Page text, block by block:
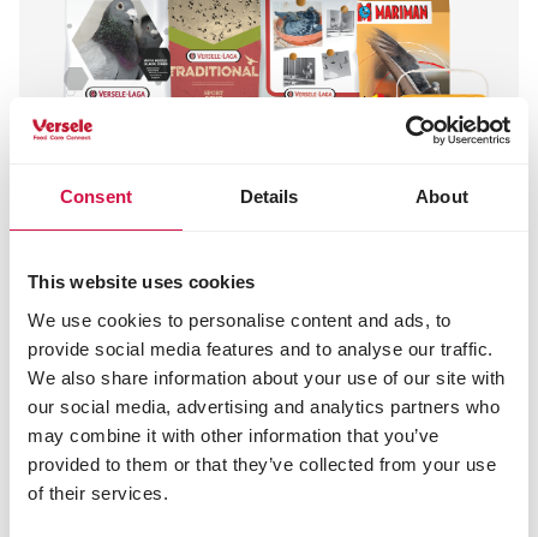
Consent Details About
This website uses cookies
We use cookies to personalise content and ads, to
provide social media features and to analyse our traffic.
We also share information about your use of our site with
our social media, advertising and analytics partners who
may combine it with other information that you’ve
provided to them or that they’ve collected from your use
of their services.
Najděte vhodné krmivo a doplňky
k péči pro své holuby
Naše krmiva pro holuby vždy obsahují potřebné
prvky výživy. Složení je pečlivě přizpůsobené
potřebám během období přepeřování,
rozmnožování nebo závodní sezóně. Díky tomu
zůstávají fit a vedou si lépe po celý rok.